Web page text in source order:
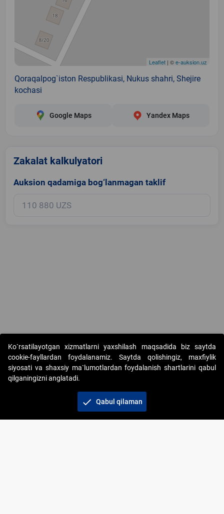
Leaflet | ©e-auksion.uz
Qoraqalpog`iston Respublikasi, Nukus shahri, Shejire
kochasi
Google Maps Yandex Maps
Zakalat kalkulyatori
Auksion qadamiga bog‘lanmagan taklif
Copyright © 2017-2026. "Elektron onlayn-auksionlarni tashkil etish"
AJ. Barcha huquqlar himoyalangan
+998 71 202-21-11
Ko`rsatilayotgan xizmatlarni yaxshilash maqsadida biz saytda
cookie-fayllardan foydalanamiz. Saytda qolishingiz, maxfiylik
siyosati va shaxsiy ma`lumotlardan foydalanish shartlarini qabul
qilganingizni anglatadi.
check Qabul qilaman